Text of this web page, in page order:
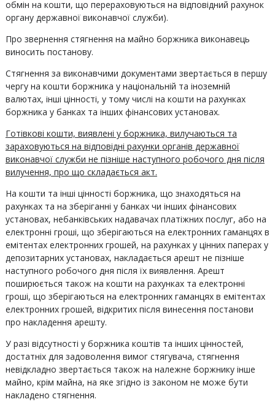
обмін на кошти, що перераховуються на відповідний рахунок
органу державної виконавчої служби).
Про звернення стягнення на майно боржника виконавець
виносить постанову.
Стягнення за виконавчими документами звертається в першу
чергу на кошти боржника у національній та іноземній
валютах, інші цінності, у тому числі на кошти на рахунках
боржника у банках та інших фінансових установах.
Готівкові кошти, виявлені у боржника, вилучаються та
зараховуються на відповідні рахунки органів державної
виконавчої служби не пізніше наступного робочого дня після
вилучення, про що складається акт.
На кошти та інші цінності боржника, що знаходяться на
рахунках та на зберіганні у банках чи інших фінансових
установах, небанківських надавачах платіжних послуг, або на
електронні гроші, що зберігаються на електронних гаманцях в
емітентах електронних грошей, на рахунках у цінних паперах у
депозитарних установах, накладається арешт не пізніше
наступного робочого дня після їх виявлення. Арешт
поширюється також на кошти на рахунках та електронні
гроші, що зберігаються на електронних гаманцях в емітентах
електронних грошей, відкритих після винесення постанови
про накладення арешту.
У разі відсутності у боржника коштів та інших цінностей,
достатніх для задоволення вимог стягувача, стягнення
невідкладно звертається також на належне боржнику інше
майно, крім майна, на яке згідно із законом не може бути
накладено стягнення.